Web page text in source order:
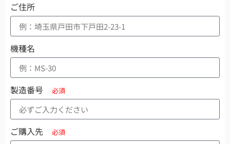
ご住所
機種名
製造番号
ご購入先